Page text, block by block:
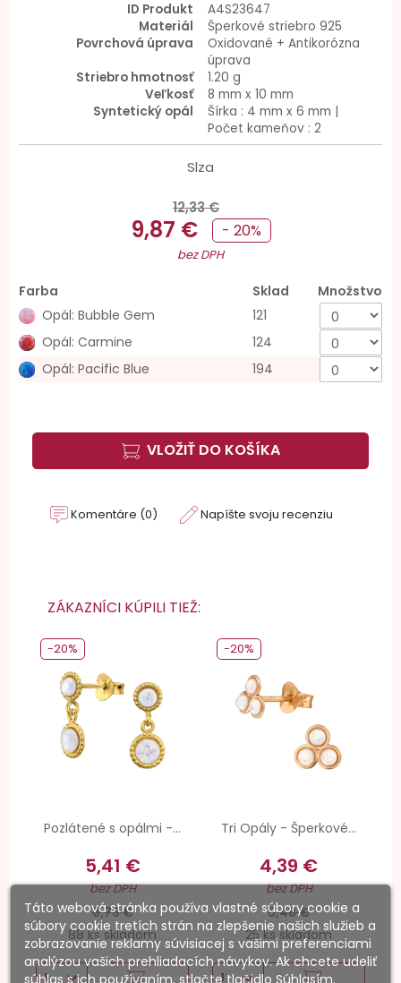
ID Produkt
A4S23647
Materiál
Šperkové striebro 925
Povrchová úprava
Oxidované + Antikorózna
úprava
Striebro hmotnosť
1.20 g
Veľkosť
8 mm x 10 mm
Syntetický opál
Šírka : 4 mm x 6 mm |
Počet kameňov : 2
Slza
12,33 €
9,87 € - 20%
bez DPH
Farba Sklad
Množstvo
Opál: Bubble Gem
121
Opál: Carmine
124
Opál: Pacific Blue
194
VLOŽIŤ DO KOŠÍKA
Komentáre (0) Napíšte svoju recenziu
ZÁKAZNÍCI KÚPILI TIEŽ:
Pozlátené s opálmi -...
5,41 €
bez DPH
6,76 €
88 ks skladom
-20%
Tri Opály - Šperkové...
4,39 €
bez DPH
5,48 €
25 ks skladom
-20%
Táto webová stránka používa vlastné súbory cookie a
súbory cookie tretích strán na zlepšenie našich služieb a
zobrazovanie reklamy súvisiacej s vašimi preferenciami
analýzou vašich prehliadacích návykov. Ak chcete udeliť
súhlas s ich používaním, stlačte tlačidlo Súhlasím.